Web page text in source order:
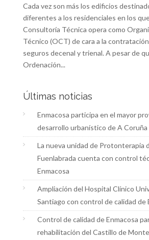
Cada vez son más los edificios
diferentes a los residenciales en los
Consultoría Técnica opera como
Técnico (OCT) de cara a la
seguros decenal y trienal. A pesar de
Ordenación...
Últimas noticias
Enmacosa participa en el mayor
desarrollo urbanístico de A Coruña
La nueva unidad de Protonterapia
Fuenlabrada cuenta con control
Enmacosa
Ampliación del Hospital Clínico
Santiago con control de calidad de
Control de calidad de Enmacosa
rehabilitación del Castillo de